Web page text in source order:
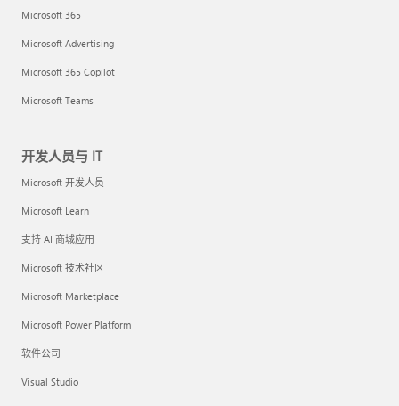
Microsoft 365
Microsoft Advertising
Microsoft 365 Copilot
Microsoft Teams
开发人员与 IT
Microsoft 开发人员
Microsoft Learn
支持 AI 商城应用
Microsoft 技术社区
Microsoft Marketplace
Microsoft Power Platform
软件公司
Visual Studio